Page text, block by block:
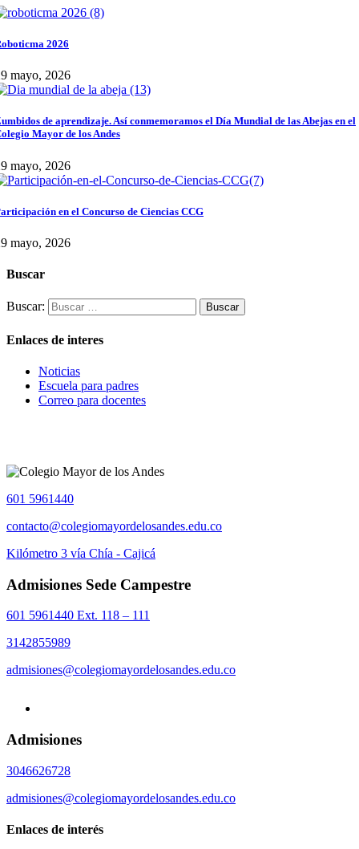
2026
mayo, 2026
de aprendizaje. Así conmemoramos el Día Mundial de las Abejas en el
Mayor de los Andes
mayo, 2026
en el Concurso de Ciencias CCG
mayo, 2026
Buscar
Buscar:
Enlaces de interes
Noticias
Escuela para padres
Correo para docentes
601 5961440
contacto@colegiomayordelosandes.edu.co
Kilómetro 3 vía Chía - Cajicá
Admisiones Sede Campestre
601 5961440 Ext. 118 – 111
3142855989
admisiones@colegiomayordelosandes.edu.co
Admisiones
3046626728
admisiones@colegiomayordelosandes.edu.co
Enlaces de interés